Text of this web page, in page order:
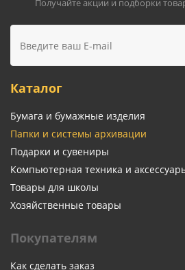
Получайте акции и подборки
Каталог
Бумага и бумажные изделия
Папки и системы архивации
Подарки и сувениры
Компьютерная техника и
Товары для школы
Хозяйственные товары
Покупателям
Как сделать заказ